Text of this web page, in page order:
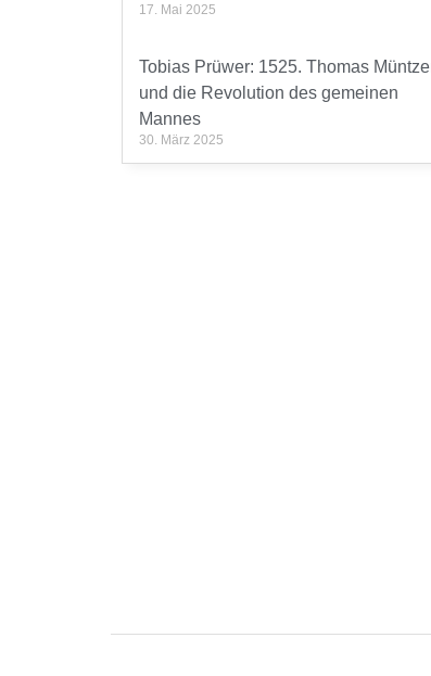
17. Mai 2025
Tobias Prüwer: 1525. Thomas
und die Revolution des gemeinen
Mannes
30. März 2025